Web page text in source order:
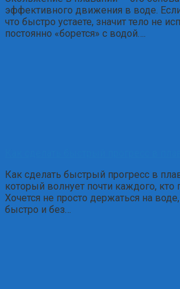
эффективного движения в воде.
что быстро устаете, значит тело не
постоянно «борется» с водой….
Как сделать быстрый прогресс в
который волнует почти каждого, кто
Хочется не просто держаться на
быстро и без…